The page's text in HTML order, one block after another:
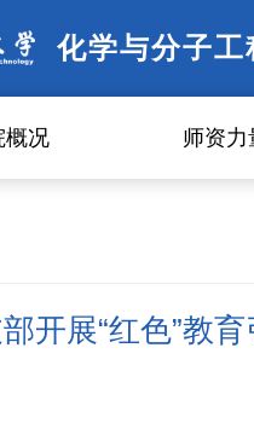
化学与分子工
概况 师资力
开展“红色”教